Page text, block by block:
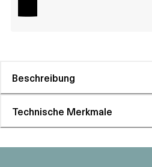
Beschreibung
Technische Merkmale